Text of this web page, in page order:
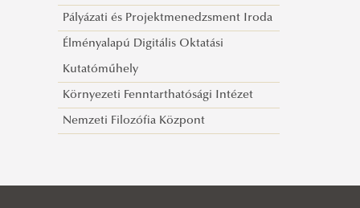
Pályázati és Projektmenedzsment Iroda
Élményalapú Digitális Oktatási
Kutatóműhely
Környezeti Fenntarthatósági Intézet
Nemzeti Filozófia Központ